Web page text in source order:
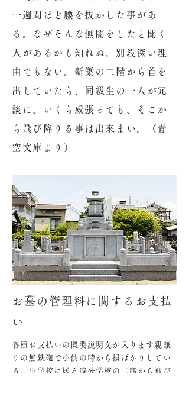
一週間ほど腰を抜かした事があ
る。なぜそんな無闇をしたと聞く
人があるかも知れぬ。別段深い理
由でもない。新築の二階から首を
出していたら、同級生の一人が冗
談に、いくら威張っても、そこか
ら飛び降りる事は出来まい。（青
空文庫より）
お墓の管理料に関するお支払
い
各種お支払いの概要説明文が入ります親譲
りの無鉄砲で小供の時から損ばかりしてい
る。小学校に居る時分学校の二階から飛び